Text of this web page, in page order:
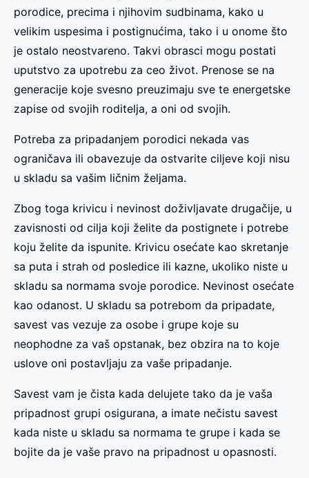
porodice, precima i njihovim sudbinama, kako u
velikim uspesima i postignućima, tako i u onome što
je ostalo neostvareno. Takvi obrasci mogu postati
uputstvo za upotrebu za ceo život. Prenose se na
generacije koje svesno preuzimaju sve te energetske
zapise od svojih roditelja, a oni od svojih.
Potreba za pripadanjem porodici nekada vas
ograničava ili obavezuje da ostvarite ciljeve koji nisu
u skladu sa vašim ličnim željama.
Zbog toga krivicu i nevinost doživljavate drugačije, u
zavisnosti od cilja koji želite da postignete i potrebe
koju želite da ispunite. Krivicu osećate kao skretanje
sa puta i strah od posledice ili kazne, ukoliko niste u
skladu sa normama svoje porodice. Nevinost osećate
kao odanost. U skladu sa potrebom da pripadate,
savest vas vezuje za osobe i grupe koje su
neophodne za vaš opstanak, bez obzira na to koje
uslove oni postavljaju za vaše pripadanje.
Savest vam je čista kada delujete tako da je vaša
pripadnost grupi osigurana, a imate nečistu savest
kada niste u skladu sa normama te grupe i kada se
bojite da je vaše pravo na pripadnost u opasnosti.